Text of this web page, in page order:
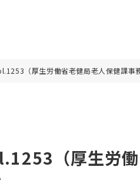
（厚生労働省老健局老人保健課事
（厚生労